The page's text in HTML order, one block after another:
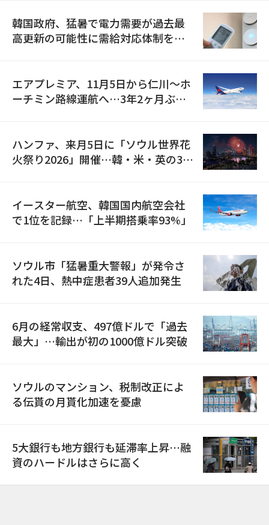
韓国政府、猛暑で電力需要が過去最
高更新の可能性に需給対応体制を点
エアプレミア、11月5日から仁川〜ホ
ーチミン路線運航へ…3年2ヶ月ぶり
ハンファ、来月5日に「ソウル世界花
火祭り2026」開催…韓・米・英の3カ
イースター航空、韓国国内航空会社
で1位を記録…「上半期搭乗率93%」
ソウル市「猛暑重大警報」が発令さ
れた4日、熱中症患者39人追加発生
6月の経常収支、497億ドルで「過去
最大」…輸出が初の1000億ドル突破
ソウルのマンション、税制改正によ
る伝貰の月貰化加速を憂慮
5大銀行も地方銀行も延滞率上昇…融
資のハードルはさらに高く